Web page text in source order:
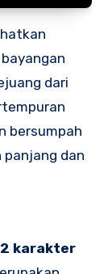
dari
bersumpah
panjang dan
karakter